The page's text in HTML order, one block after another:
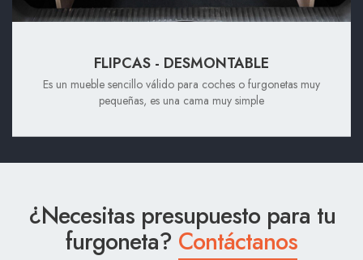
FLIPCAS - DESMONTABLE
Es un mueble sencillo válido para coches o furgonetas muy
pequeñas, es una cama muy simple
¿Necesitas presupuesto para tu
furgoneta? Contáctanos